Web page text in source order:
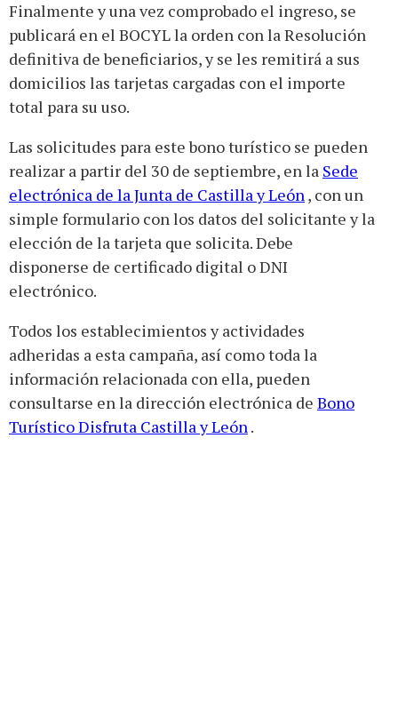
Finalmente y una vez comprobado el ingreso, se
publicará en el BOCYL la orden con la Resolución
definitiva de beneficiarios, y se les remitirá a sus
domicilios las tarjetas cargadas con el importe
total para su uso.
Las solicitudes para este bono turístico se pueden
realizar a partir del 30 de septiembre, en la Sede
electrónica de la Junta de Castilla y León, con un
simple formulario con los datos del solicitante y la
elección de la tarjeta que solicita. Debe
disponerse de certificado digital o DNI
electrónico.
Todos los establecimientos y actividades
adheridas a esta campaña, así como toda la
información relacionada con ella, pueden
consultarse en la dirección electrónica de Bono
Turístico Disfruta Castilla y León.